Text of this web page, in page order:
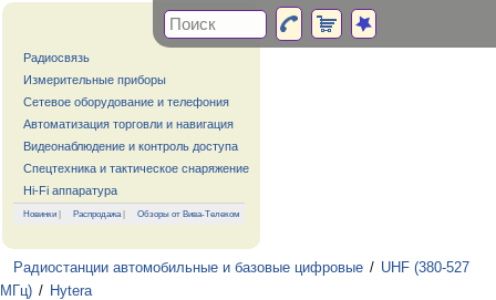
Радиосвязь
Измерительные приборы
Сетевое оборудование и телефония
Автоматизация торговли и навигация
Видеонаблюдение и контроль доступа
Спецтехника и тактическое снаряжение
Hi-Fi аппаратура
Новинки | Распродажа| Обзоры от Вива-Телеком
Радиостанции автомобильные и базовые цифровые / UHF (380-527
МГц) / Hytera